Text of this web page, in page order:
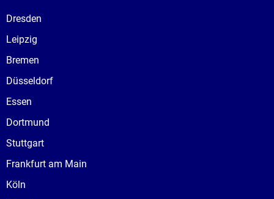
Dresden
Leipzig
Bremen
Düsseldorf
Essen
Dortmund
Stuttgart
Frankfurt am Main
Köln